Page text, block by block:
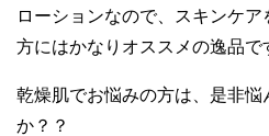
ローションなので、スキンケ
方にはかなりオススメの逸品で
乾燥肌でお悩みの方は、是非悩
か？？